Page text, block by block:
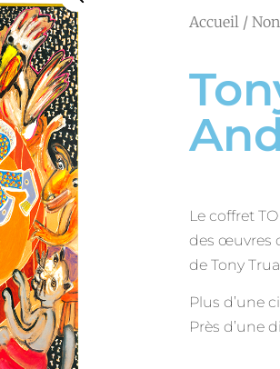
Accueil /
Le coffret
des œuvres
de Tony
Plus d’une
Près d’une